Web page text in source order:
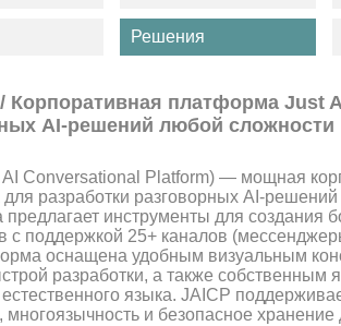
Решения
/ Корпоративная платформа Just
AI-решений любой сложности
AI Conversational Platform) — мощная
разработки разговорных AI-
инструменты для создания
с поддержкой 25+ каналов
оснащена удобным визуальным
разработки, а также собственным
языка. JAICP
многоязычность и безопасное